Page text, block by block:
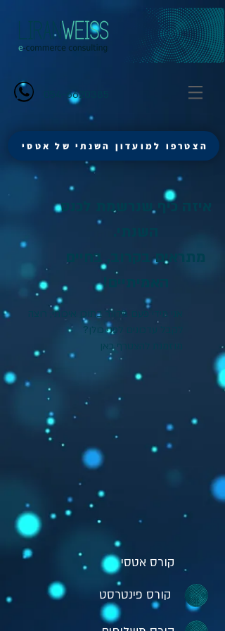
054-6620385
הצטרפו למועדון השנתי של אטסי
איזה כיף שנרשמת לכנס
מתראים בקרוב, בחיים
האמיתיים!
אני מידי פעם מדוור בתוכן איכותי, רוצה
לקבל עדכונים לפני כולן?
מוזמנת להצטרף כאן
קורס אטסי
קורס פינטרסט